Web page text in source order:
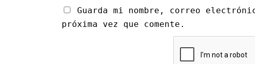
Guarda mi nombre, correo
próxima vez que comente.